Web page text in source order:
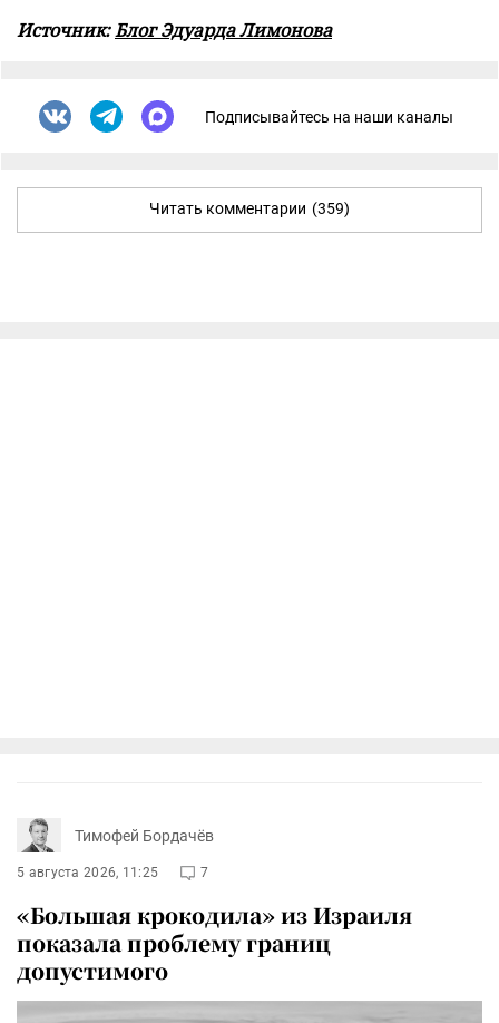
Источник:Блог Эдуарда Лимонова
Подписывайтесь на наши каналы
Читать комментарии (359)
Тимофей Бордачёв
5 августа 2026, 11:25 7
«Большая крокодила» из Израиля
показала проблему границ
допустимого